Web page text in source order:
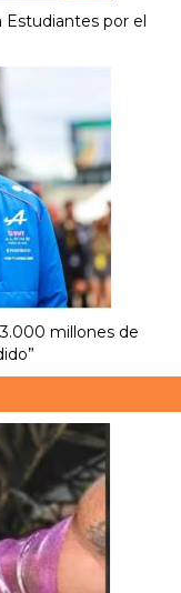
Estudiantes por el
millones de